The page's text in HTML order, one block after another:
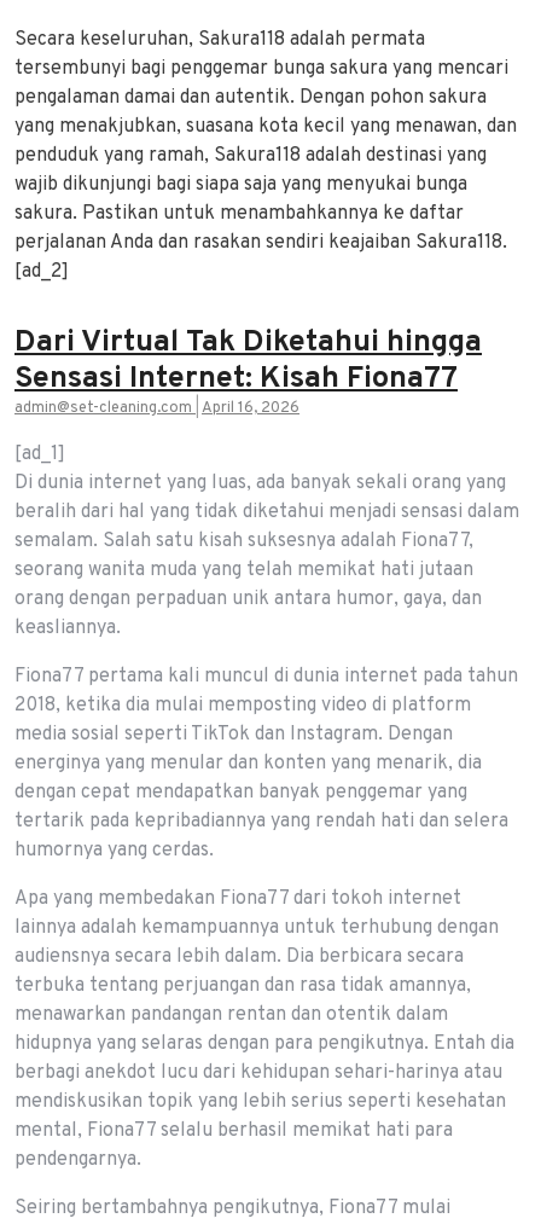
Secara keseluruhan, Sakura118 adalah permata
tersembunyi bagi penggemar bunga sakura yang mencari
pengalaman damai dan autentik. Dengan pohon sakura
yang menakjubkan, suasana kota kecil yang menawan, dan
penduduk yang ramah, Sakura118 adalah destinasi yang
wajib dikunjungi bagi siapa saja yang menyukai bunga
sakura. Pastikan untuk menambahkannya ke daftar
perjalanan Anda dan rasakan sendiri keajaiban Sakura118.
[ad_2]
Dari Virtual Tak Diketahui hingga
Sensasi Internet: Kisah Fiona77
admin@set-cleaning.com April 16, 2026
[ad_1]
Di dunia internet yang luas, ada banyak sekali orang yang
beralih dari hal yang tidak diketahui menjadi sensasi dalam
semalam. Salah satu kisah suksesnya adalah Fiona77,
seorang wanita muda yang telah memikat hati jutaan
orang dengan perpaduan unik antara humor, gaya, dan
keasliannya.
Fiona77 pertama kali muncul di dunia internet pada tahun
2018, ketika dia mulai memposting video di platform
media sosial seperti TikTok dan Instagram. Dengan
energinya yang menular dan konten yang menarik, dia
dengan cepat mendapatkan banyak penggemar yang
tertarik pada kepribadiannya yang rendah hati dan selera
humornya yang cerdas.
Apa yang membedakan Fiona77 dari tokoh internet
lainnya adalah kemampuannya untuk terhubung dengan
audiensnya secara lebih dalam. Dia berbicara secara
terbuka tentang perjuangan dan rasa tidak amannya,
menawarkan pandangan rentan dan otentik dalam
hidupnya yang selaras dengan para pengikutnya. Entah dia
berbagi anekdot lucu dari kehidupan sehari-harinya atau
mendiskusikan topik yang lebih serius seperti kesehatan
mental, Fiona77 selalu berhasil memikat hati para
pendengarnya.
Seiring bertambahnya pengikutnya, Fiona77 mulai